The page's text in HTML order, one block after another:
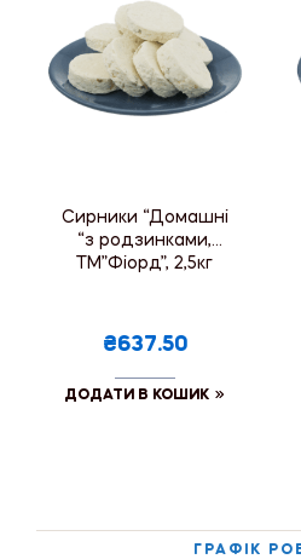
Сирники “Домашні
“з родзинками,
ТМ”Фіорд”, 2,5кг
₴637.50
ДОДАТИ В КОШИК
ГРАФІК